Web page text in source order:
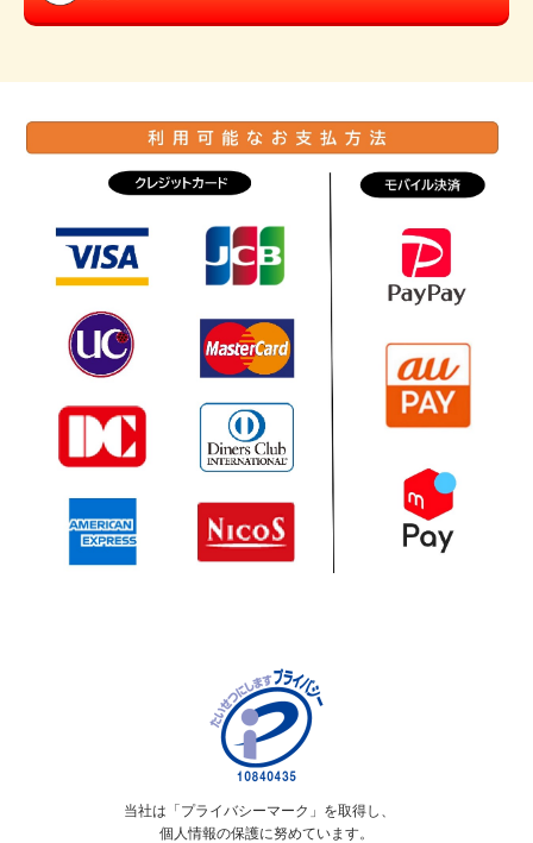
当社は「プライバシーマーク」を取得し、
個人情報の保護に努めています。